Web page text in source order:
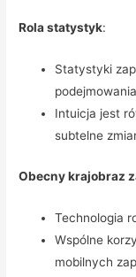
Rola statystyk:
Statystyki
Intuicja jest
subtelne
Obecny krajobraz
Technologia
Wspólne
mobilnych